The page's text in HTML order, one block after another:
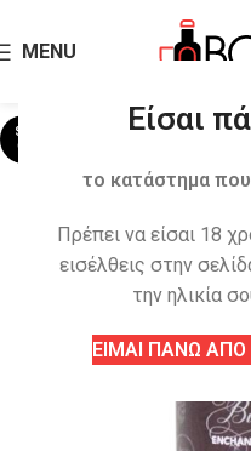
Είσαι
το κατάστημα
Πρέπει να είσαι 18
εισέλθεις στην
την ηλικία
ΕΙΜΑΙ ΠΑΝΩ ΑΠΟ
MENU
SOLD
OUT